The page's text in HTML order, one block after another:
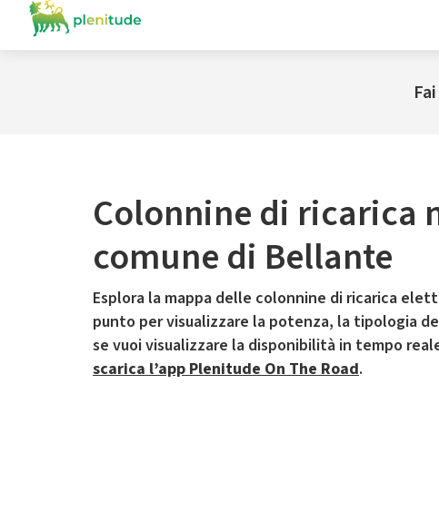
Colonnine di ricarica
comune di Bellante
Esplora la mappa delle colonnine di ricarica
punto per visualizzare la potenza, la tipologia
se vuoi visualizzare la disponibilità in tempo
scarica l’app Plenitude On The Road.